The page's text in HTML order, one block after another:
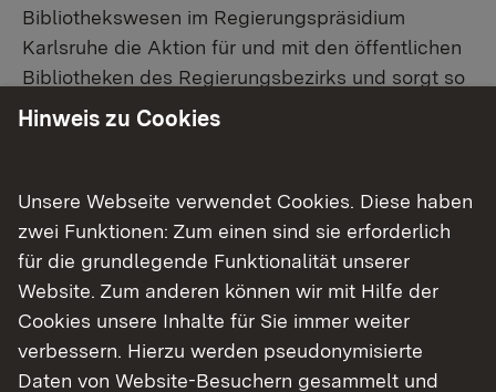
Bibliothekswesen im Regierungspräsidium
Karlsruhe die Aktion für und mit den öffentlichen
Bibliotheken des Regierungsbezirks und sorgt so
für Spaß am Lesen und ein tolles
Regierungspräsidentin Felder motivierte im
Gespräch die anwesenden Schülerinnen und
Schüler zum Mitmachen: „Ich bin mir sicher, dass
ihr in den großen Ferien neben Schwimmbad und
Eis essen auch etwas Zeit übrig habt, um
mindestens zwei der spannenden Bücher zu
Hinweis zu Cookies
Unsere Webseite verwendet Cookies. Diese haben
zwei Funktionen: Zum einen sind sie erforderlich
für die grundlegende Funktionalität unserer
Website. Zum anderen können wir mit Hilfe der
Cookies unsere Inhalte für Sie immer weiter
verbessern. Hierzu werden pseudonymisierte
Daten von Website-Besuchern gesammelt und